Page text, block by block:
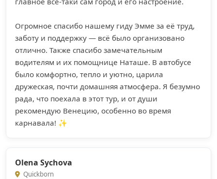
Огромное спасибо нашему гиду Эмме за её труд,
заботу и поддержку — всё было организовано
отлично. Также спасибо замечательным
водителям и их помощнице Наташе. В автобусе
было комфортно, тепло и уютно, царила
дружеская, почти домашняя атмосфера. Я безумно
рада, что поехала в этот тур, и от души
рекомендую Венецию, особенно во время
карнавала! ✨
Olena Sychova
Quickborn